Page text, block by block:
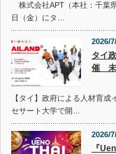
株式会社APT（本社：千葉
日（金）にタ…
2026/
タイ
催 未
【タイ】政府による人材育
セサート大学で開…
2026/
『